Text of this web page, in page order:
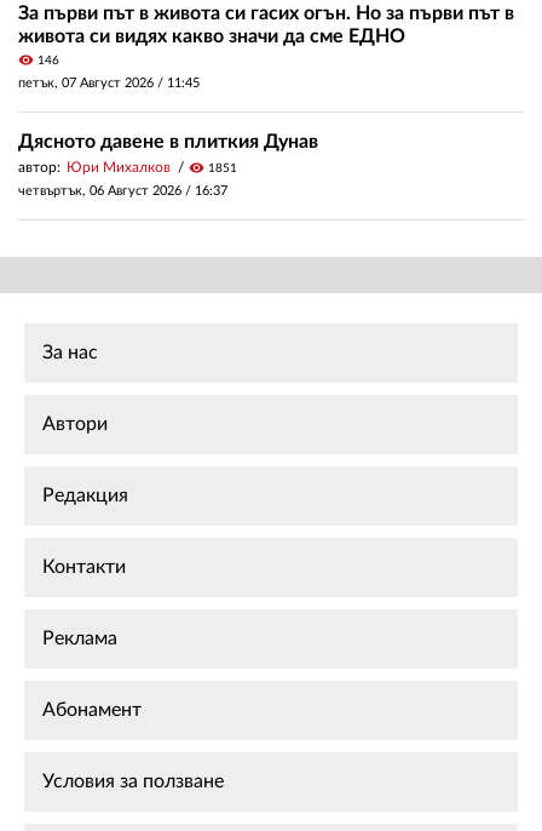
За първи път в живота си гасих огън. Но за първи път в
живота си видях какво значи да сме ЕДНО
visibility 146
петък, 07 Август 2026 / 11:45
Дясното давене в плиткия Дунав
автор: Юри Михалков visibility 1851
четвъртък, 06 Август 2026 / 16:37
За нас
Автори
Редакция
Контакти
Реклама
Абонамент
Условия за ползване